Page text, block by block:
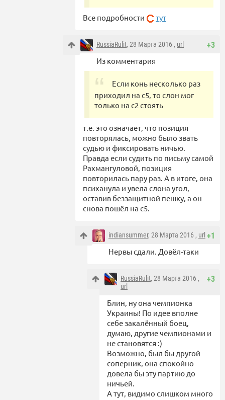
Все подробности тут
+3
RussiaRulit, 28 Марта 2016 , url
Из комментария
Если конь несколько раз
приходил на с5, то слон мог
только на с2 стоять
т.е. это означает, что позиция
повторялась, можно было звать
судью и фиксировать ничью.
Правда если судить по письму самой
Рахмангуловой, позиция
повторилась пару раз. А в итоге, она
психанула и увела слона угол,
оставив беззащитной пешку, а он
снова пошёл на c5.
+1
indiansummer, 28 Марта 2016 , url
Нервы сдали. Довёл-таки
+3
RussiaRulit, 28 Марта 2016 ,
url
Блин, ну она чемпионка
Украины! По идее вполне
себе закалённый боец,
думаю, другие чемпионами и
не становятся :)
Возможно, был бы другой
соперник, она спокойно
довела бы эту партию до
ничьей.
А тут, видимо слишком много